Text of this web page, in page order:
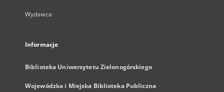
Wydawca
Informacje
Biblioteka Uniwersytetu Zielonogórskiego
Wojewódzka i Miejska Biblioteka Publiczna